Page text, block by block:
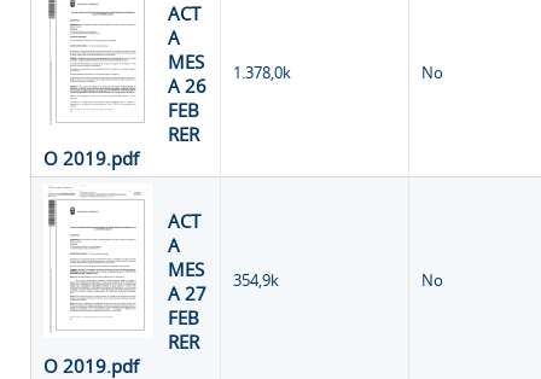
ACT
A
MES
A 26
FEB
RER
O 2019.pdf
1.378,0k No
ACT
A
MES
A 27
FEB
RER
O 2019.pdf
354,9k No